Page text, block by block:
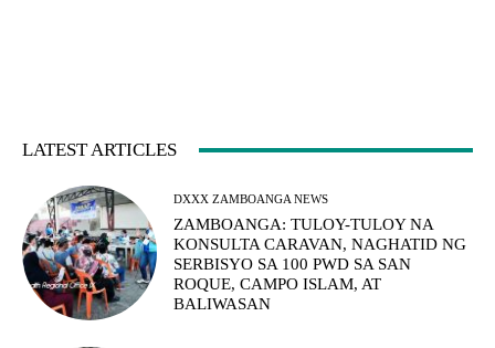
LATEST ARTICLES
DXXX ZAMBOANGA NEWS
ZAMBOANGA: TULOY-TULOY NA
KONSULTA CARAVAN, NAGHATID NG
SERBISYO SA 100 PWD SA SAN
ROQUE, CAMPO ISLAM, AT
BALIWASAN